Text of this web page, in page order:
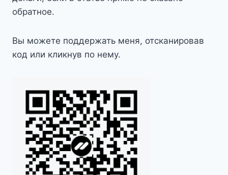
обратное.
Вы можете поддержать меня, отсканировав
код или кликнув по нему.